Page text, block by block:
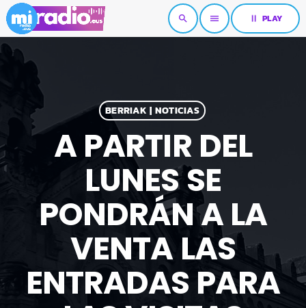
search menu pause PLAY
BERRIAK | NOTICIAS
A PARTIR DEL
LUNES SE
PONDRÁN A LA
VENTA LAS
ENTRADAS PARA